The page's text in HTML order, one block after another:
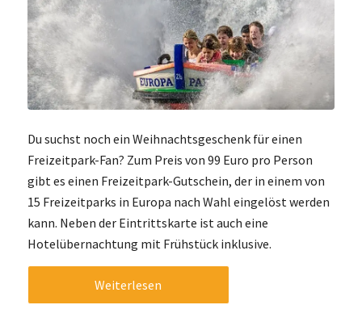
Du suchst noch ein Weihnachtsgeschenk für einen
Freizeitpark-Fan? Zum Preis von 99 Euro pro Person
gibt es einen Freizeitpark-Gutschein, der in einem von
15 Freizeitparks in Europa nach Wahl eingelöst werden
kann. Neben der Eintrittskarte ist auch eine
Hotelübernachtung mit Frühstück inklusive.
Weiterlesen